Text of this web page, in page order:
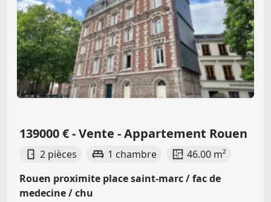
139000 € - Vente - Appartement Rouen
2 pièces 1 chambre
46.00 m²
Rouen proximite place saint-marc / fac de
medecine / chu